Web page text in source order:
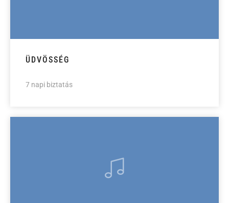
ÜDVÖSSÉG
7 napi biztatás